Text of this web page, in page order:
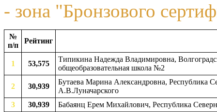
- зона "Бронзового
№
п/п
Рейтинг
1 53,575
Типикина Надежда Владимировна,
общеобразовательная школа №2
2 30,939
Бутаева Марина Александровна, Республика
А.В.Луначарского
3
30,939
Бабаянц Ерем Михайлович, Республика